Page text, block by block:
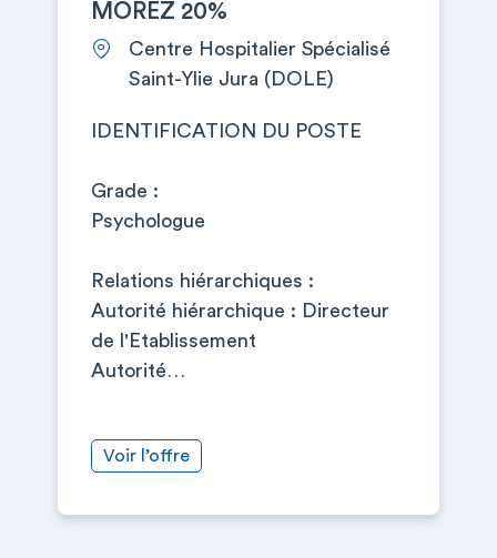
MOREZ 20%
Centre Hospitalier Spécialisé
Saint-Ylie Jura (DOLE)
IDENTIFICATION DU POSTE
Grade :
Psychologue
Relations hiérarchiques :
Autorité hiérarchique : Directeur
de l'Etablissement
Autorité…
Voir l’offre